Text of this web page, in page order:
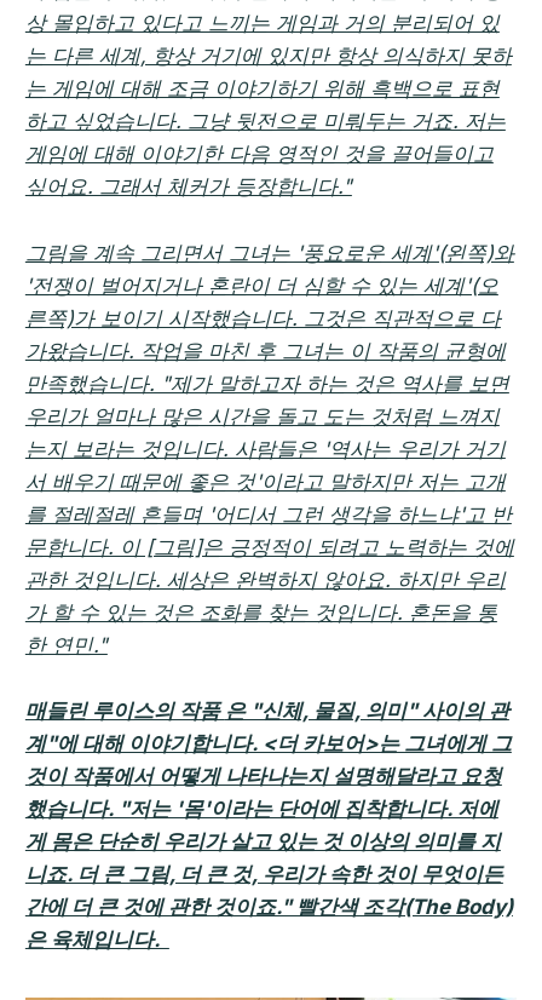
상 몰입하고 있다고 느끼는 게임과 거의 분리되어 있
는 다른 세계, 항상 거기에 있지만 항상 의식하지 못하
는 게임에 대해 조금 이야기하기 위해 흑백으로 표현
하고 싶었습니다. 그냥 뒷전으로 미뤄두는 거죠. 저는
게임에 대해 이야기한 다음 영적인 것을 끌어들이고
싶어요. 그래서 체커가 등장합니다."
그림을 계속 그리면서 그녀는 '풍요로운 세계'(왼쪽)와
'전쟁이 벌어지거나 혼란이 더 심할 수 있는 세계'(오
른쪽)가 보이기 시작했습니다. 그것은 직관적으로 다
가왔습니다. 작업을 마친 후 그녀는 이 작품의 균형에
만족했습니다. "제가 말하고자 하는 것은 역사를 보면
우리가 얼마나 많은 시간을 돌고 도는 것처럼 느껴지
는지 보라는 것입니다. 사람들은 '역사는 우리가 거기
서 배우기 때문에 좋은 것'이라고 말하지만 저는 고개
를 절레절레 흔들며 '어디서 그런 생각을 하느냐'고 반
문합니다. 이 [그림]은 긍정적이 되려고 노력하는 것에
관한 것입니다. 세상은 완벽하지 않아요. 하지만 우리
가 할 수 있는 것은 조화를 찾는 것입니다. 혼돈을 통
한 연민."
매들린 루이스의 작품 은 "신체, 물질, 의미" 사이의 관
계"에 대해 이야기합니다. <더 카보어>는 그녀에게 그
것이 작품에서 어떻게 나타나는지 설명해달라고 요청
했습니다. "저는 '몸'이라는 단어에 집착합니다. 저에
게 몸은 단순히 우리가 살고 있는 것 이상의 의미를 지
니죠. 더 큰 그림, 더 큰 것, 우리가 속한 것이 무엇이든
간에 더 큰 것에 관한 것이죠." 빨간색 조각(The Body)
은 육체입니다.